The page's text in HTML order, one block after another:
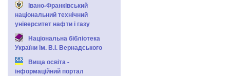
Івано-Франківський
національний технічний
університет нафти і газу
Національна бібліотека
України ім. В.І. Вернадського
Вища освіта -
інформаційний портал